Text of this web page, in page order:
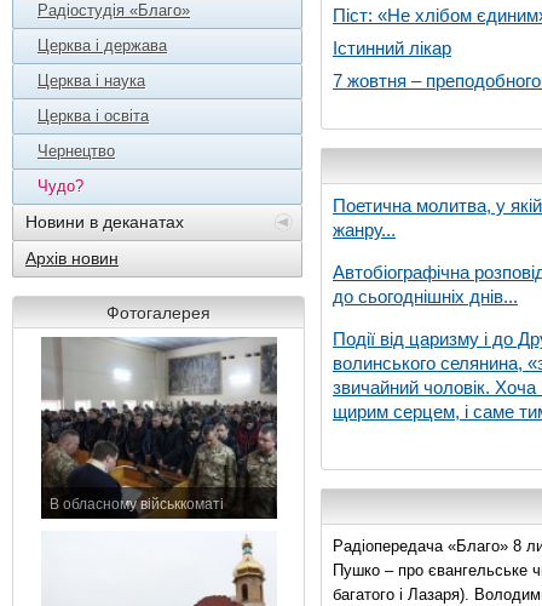
Радіостудія «Благо»
Церква і держава
Церква і наука
Церква і освіта
Чернецтво
Чудо?
Новини в деканатах
Архів новин
Фотогалерея
В обласному військкоматі
Піст: «Не хлібом
Істинний лікар
7 жовтня –
Поетична молитва, у
жанру...
Автобіографічна
до сьогоднішніх днів...
Події від царизму і до
волинського селянина,
звичайний чоловік. Хоча
щирим серцем, і саме
Радіопередача «Благо» 8
Пушко – про євангельське
багатого і Лазаря).